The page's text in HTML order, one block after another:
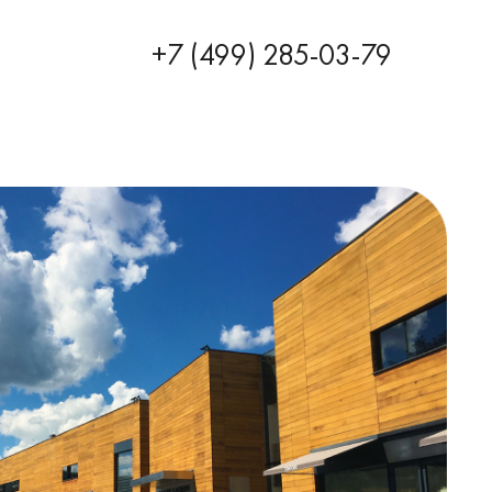
+7 (499) 285-03-79